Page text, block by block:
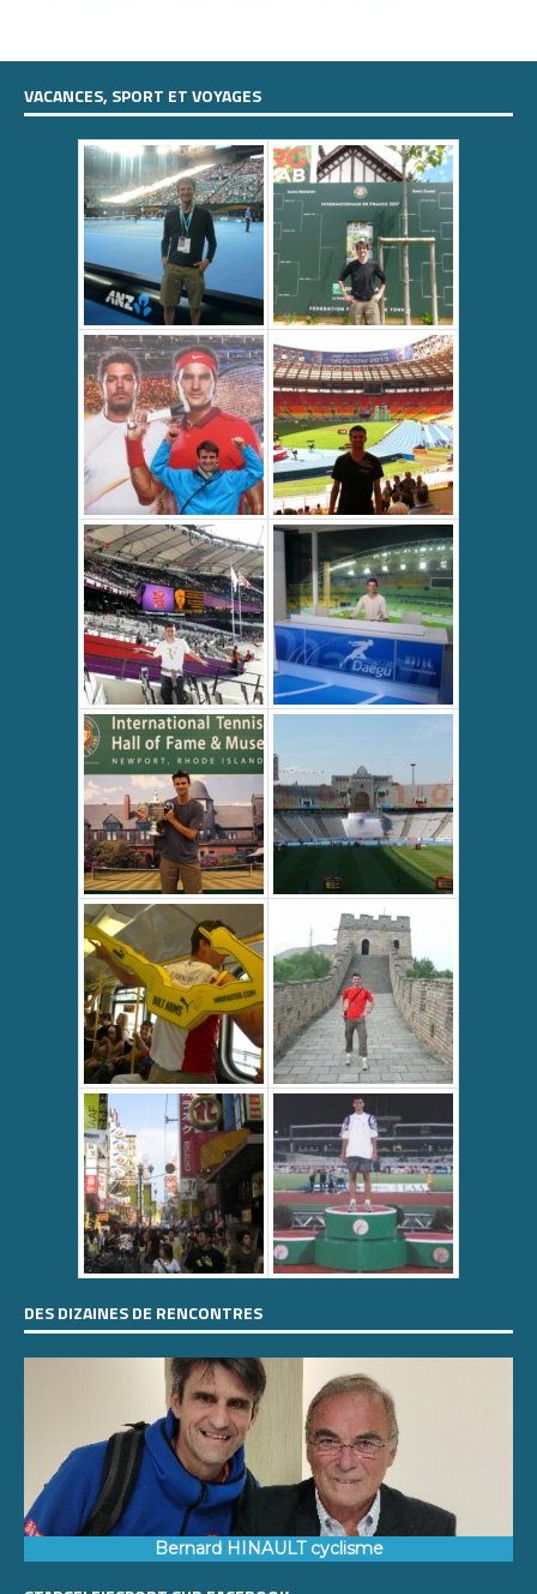
VACANCES, SPORT ET VOYAGES
DES DIZAINES DE RENCONTRES
Bernard HINAULT cyclisme